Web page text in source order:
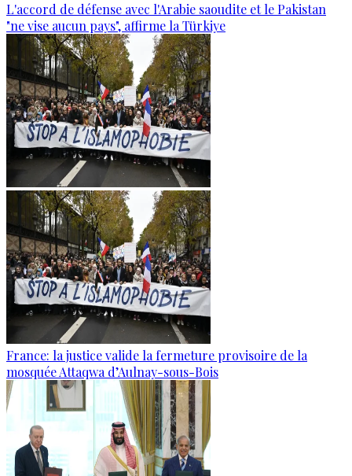
L'accord de défense avec l'Arabie saoudite et le Pakistan
"ne vise aucun pays", affirme la Türkiye
France: la justice valide la fermeture provisoire de la
mosquée Attaqwa d’Aulnay-sous-Bois